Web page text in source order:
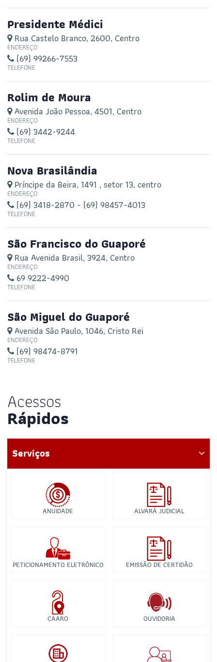
Presidente Médici
Rua Castelo Branco, 2600, Centro
ENDEREÇO
(69) 99266-7553
TELEFONE
Rolim de Moura
Avenida João Pessoa, 4501, Centro
ENDEREÇO
(69) 3442-9244
TELEFONE
Nova Brasilândia
Príncipe da Beira, 1491 , setor 13, centro
ENDEREÇO
(69) 3418-2870 - (69) 98457-4013
TELEFONE
São Francisco do Guaporé
Rua Avenida Brasil, 3924, Centro
ENDEREÇO
69 9222-4990
TELEFONE
São Miguel do Guaporé
Avenida São Paulo, 1046, Cristo Rei
ENDEREÇO
(69) 98474-8791
TELEFONE
Acessos
Rápidos
Serviços
ANUIDADE ALVARÁ JUDICIAL
PETICIONAMENTO ELETRÔNICO EMISSÃO DE CERTIDÃO
CAARO OUVIDORIA